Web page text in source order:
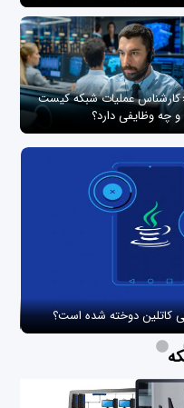
کارشناس عملیات شبکه کیست
و چه وظایفی دارد؟
کاتلین دوخته شده است؟